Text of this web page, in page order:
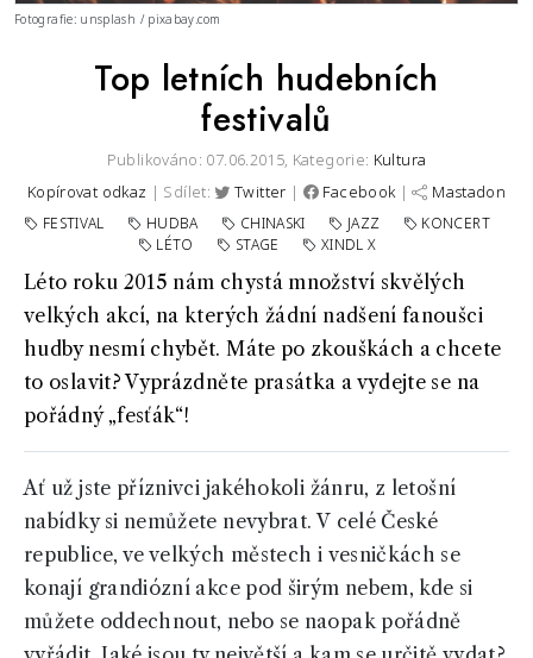
Fotografie: unsplash / pixabay.com
Top letních hudebních
festivalů
Publikováno: 07.06.2015, Kategorie: Kultura
Kopírovat odkaz | Sdílet: Twitter | Facebook | Mastadon
FESTIVAL HUDBA CHINASKI JAZZ
KONCERT
LÉTO
STAGE XINDL X
Léto roku 2015 nám chystá množství skvělých
velkých akcí, na kterých žádní nadšení fanoušci
hudby nesmí chybět. Máte po zkouškách a chcete
to oslavit? Vyprázdněte prasátka a vydejte se na
pořádný „fesťák“!
Ať už jste příznivci jakéhokoli žánru, z letošní
nabídky si nemůžete nevybrat. V celé České
republice, ve velkých městech i vesničkách se
konají grandiózní akce pod širým nebem, kde si
můžete oddechnout, nebo se naopak pořádně